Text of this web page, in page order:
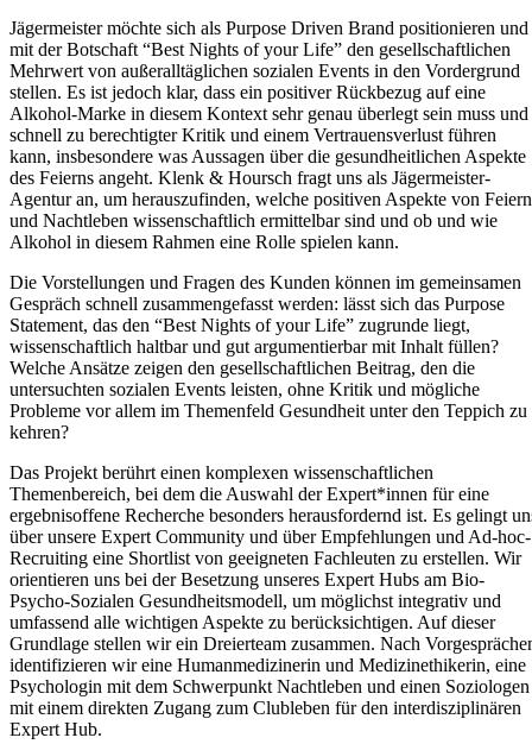
Jägermeister möchte sich als Purpose Driven Brand positionieren und
mit der Botschaft “Best Nights of your Life” den gesellschaftlichen
Mehrwert von außeralltäglichen sozialen Events in den Vordergrund
stellen. Es ist jedoch klar, dass ein positiver Rückbezug auf eine
Alkohol-Marke in diesem Kontext sehr genau überlegt sein muss und
schnell zu berechtigter Kritik und einem Vertrauensverlust führen
kann, insbesondere was Aussagen über die gesundheitlichen Aspekte
des Feierns angeht. Klenk & Hoursch fragt uns als Jägermeister-
Agentur an, um herauszufinden, welche positiven Aspekte von Feiern
und Nachtleben wissenschaftlich ermittelbar sind und ob und wie
Alkohol in diesem Rahmen eine Rolle spielen kann.
Die Vorstellungen und Fragen des Kunden können im gemeinsamen
Gespräch schnell zusammengefasst werden: lässt sich das Purpose
Statement, das den “Best Nights of your Life” zugrunde liegt,
wissenschaftlich haltbar und gut argumentierbar mit Inhalt füllen?
Welche Ansätze zeigen den gesellschaftlichen Beitrag, den die
untersuchten sozialen Events leisten, ohne Kritik und mögliche
Probleme vor allem im Themenfeld Gesundheit unter den Teppich zu
kehren?
Das Projekt berührt einen komplexen wissenschaftlichen
Themenbereich, bei dem die Auswahl der Expert*innen für eine
ergebnisoffene Recherche besonders herausfordernd ist. Es gelingt
über unsere Expert Community und über Empfehlungen und Ad-hoc-
Recruiting eine Shortlist von geeigneten Fachleuten zu erstellen. Wir
orientieren uns bei der Besetzung unseres Expert Hubs am Bio-
Psycho-Sozialen Gesundheitsmodell, um möglichst integrativ und
umfassend alle wichtigen Aspekte zu berücksichtigen. Auf dieser
Grundlage stellen wir ein Dreierteam zusammen. Nach
identifizieren wir eine Humanmedizinerin und Medizinethikerin, eine
Psychologin mit dem Schwerpunkt Nachtleben und einen Soziologen
mit einem direkten Zugang zum Clubleben für den interdisziplinären
Expert Hub.